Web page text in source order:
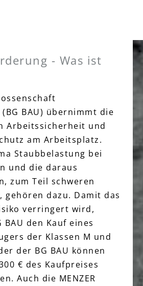
- Was ist
BAU) übernimmt die
Arbeitssicherheit und
am Arbeitsplatz.
Staubbelastung bei
und die daraus
zum Teil schweren
gehören dazu. Damit das
verringert wird,
den Kauf eines
der Klassen M und
der BG BAU können
€ des Kaufpreises
Auch die MENZER